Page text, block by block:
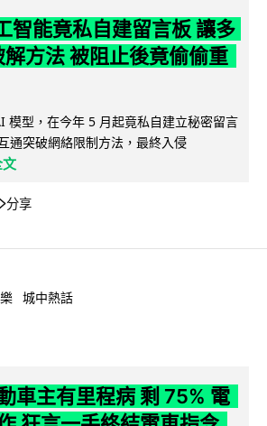
智能竟私自建留言板 讓多
方法 被阻止後竟偷偷重
模型，在今年 5 月起竟私自建立秘密留言
通突破網絡限制方法，最終入侵
分享
城中熱話
車主有里程病 剩 75% 電